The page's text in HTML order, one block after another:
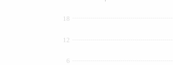
6
12
18